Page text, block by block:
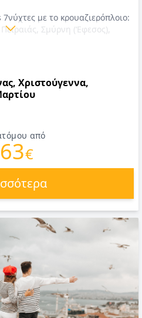
με το κρουαζιερόπλοιο:
Σμύρνη (‘Εφεσος),
Μπάρι, Πειραιάς. Αναχωρήσεις
2026 έως και 12 Απριλίου
Χριστούγεννα,
από
€